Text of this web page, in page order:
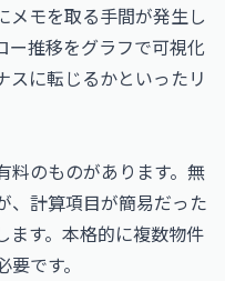
メモを取る手間が発生し
ー推移をグラフで可視化
スに転じるかといったリ
料のものがあります。無
、計算項目が簡易だった
ます。本格的に複数物件
です。